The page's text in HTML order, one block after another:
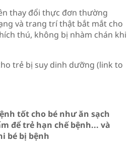
thay đổi thực đơn thường
và trang trí thật bắt mắt cho
thú, không bị nhàm chán khi
trẻ bị suy dinh dưỡng (link to
tốt cho bé như ăn sạch
để trẻ hạn chế bệnh... và
bé bị bệnh